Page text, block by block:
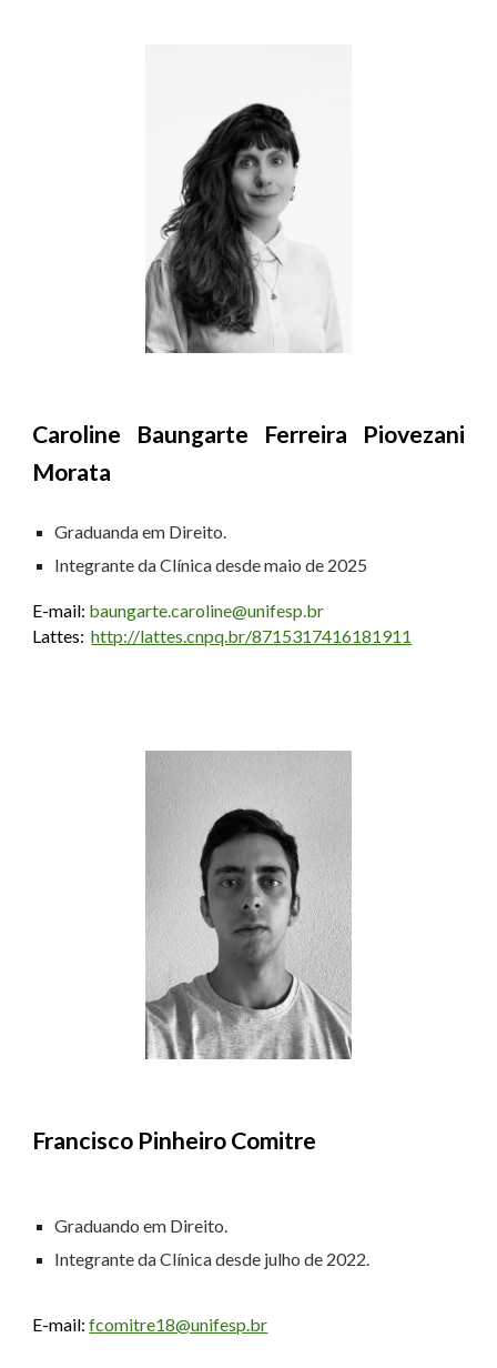
Caroline Baungarte Ferreira Piovezani
Morata
Graduandaem Direito.
Integrante da Clínica desdemaio de 2025
E-mail: baungarte.caroline@unifesp.br
Lattes:http://lattes.cnpq.br/8715317416181911
Francisco Pinheiro Comitre
Graduando em Direito.
Integrante da Clínica desde julho de 2022.
E-mail:fcomitre18@unifesp.br